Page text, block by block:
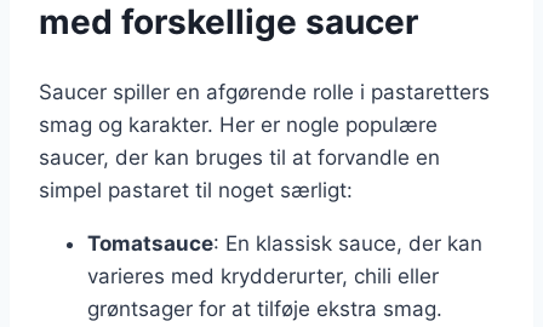
med forskellige saucer
Saucer spiller en afgørende rolle i pastaretters
smag og karakter. Her er nogle populære
saucer, der kan bruges til at forvandle en
simpel pastaret til noget særligt:
Tomatsauce: En klassisk sauce, der kan
varieres med krydderurter, chili eller
grøntsager for at tilføje ekstra smag.